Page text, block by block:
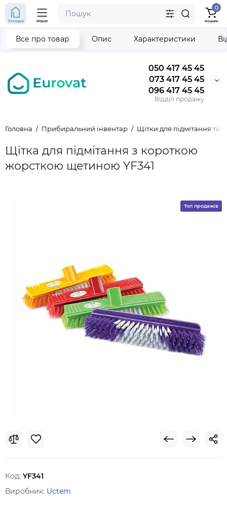
050 417 45 45
073 417 45 45
096 417 45 45
Відділ продажу
Головна Меню
0
Кошик
Головна Прибиральний інвентар Щітки для підмітання та
Щітка для підмітання з короткою
жорсткою щетиною YF341
Все про товар Опис Характеристики
Топ продажів
Код: YF341
Виробник: Uctem